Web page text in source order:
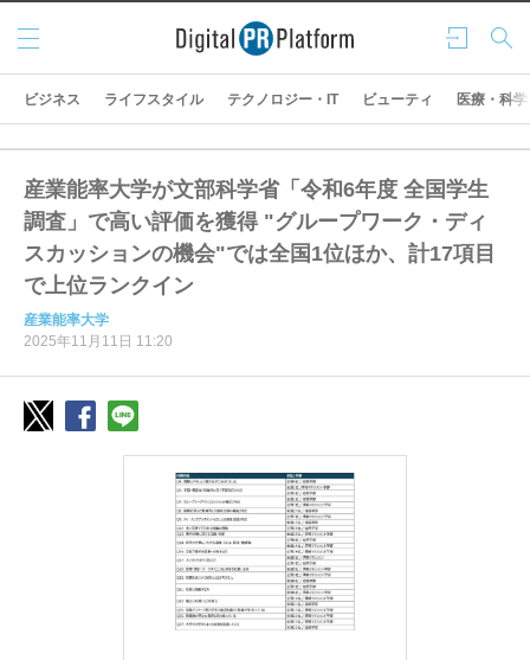
ログ
イン
検索
メニ
ュー
ビジネス ライフスタイル テクノロジー・IT ビューティ 医療・科学
産業能率大学が文部科学省「令和6年度 全国学生
調査」で高い評価を獲得 "グループワーク・ディ
スカッションの機会"では全国1位ほか、計17項目
で上位ランクイン
産業能率大学
2025年11月11日 11:20